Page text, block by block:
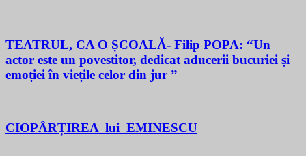
TEATRUL, CA O ȘCOALĂ- Filip POPA: “Un
actor este un povestitor, dedicat aducerii bucuriei și
emoției în viețile celor din jur ”
CIOPÂRȚIREA lui EMINESCU